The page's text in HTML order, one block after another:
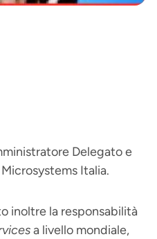
Delegato e
Italia.
inoltre la responsabilità
a livello mondiale,